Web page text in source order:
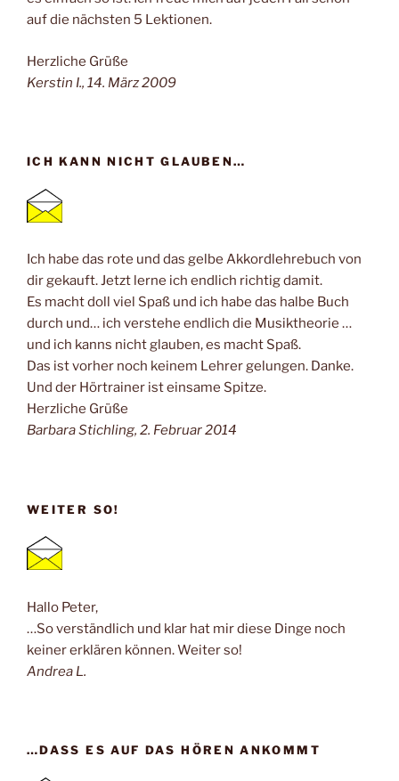
auf die nächsten 5 Lektionen.
Herzliche Grüße
Kerstin I., 14. März 2009
ICH KANN NICHT GLAUBEN…
Ich habe das rote und das gelbe Akkordlehrebuch von
dir gekauft. Jetzt lerne ich endlich richtig damit.
Es macht doll viel Spaß und ich habe das halbe Buch
durch und… ich verstehe endlich die Musiktheorie …
und ich kanns nicht glauben, es macht Spaß.
Das ist vorher noch keinem Lehrer gelungen. Danke.
Und der Hörtrainer ist einsame Spitze.
Herzliche Grüße
Barbara Stichling, 2. Februar 2014
WEITER SO!
Hallo Peter,
…So verständlich und klar hat mir diese Dinge noch
keiner erklären können. Weiter so!
Andrea L.
…DASS ES AUF DAS HÖREN ANKOMMT